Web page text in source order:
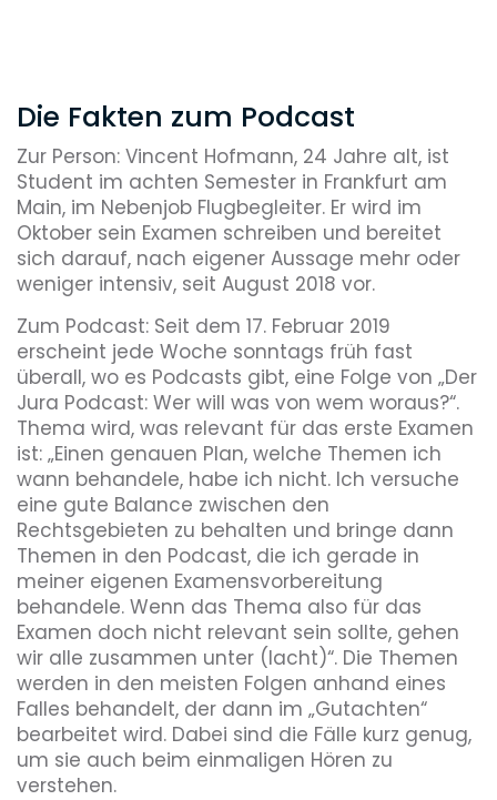
Die Fakten zum Podcast
Zur Person: Vincent Hofmann, 24 Jahre alt, ist
Student im achten Semester in Frankfurt am
Main, im Nebenjob Flugbegleiter. Er wird im
Oktober sein Examen schreiben und bereitet
sich darauf, nach eigener Aussage mehr oder
weniger intensiv, seit August 2018 vor.
Zum Podcast: Seit dem 17. Februar 2019
erscheint jede Woche sonntags früh fast
überall, wo es Podcasts gibt, eine Folge von „Der
Jura Podcast: Wer will was von wem woraus?“.
Thema wird, was relevant für das erste Examen
ist: „Einen genauen Plan, welche Themen ich
wann behandele, habe ich nicht. Ich versuche
eine gute Balance zwischen den
Rechtsgebieten zu behalten und bringe dann
Themen in den Podcast, die ich gerade in
meiner eigenen Examensvorbereitung
behandele. Wenn das Thema also für das
Examen doch nicht relevant sein sollte, gehen
wir alle zusammen unter (lacht)“. Die Themen
werden in den meisten Folgen anhand eines
Falles behandelt, der dann im „Gutachten“
bearbeitet wird. Dabei sind die Fälle kurz genug,
um sie auch beim einmaligen Hören zu
verstehen.